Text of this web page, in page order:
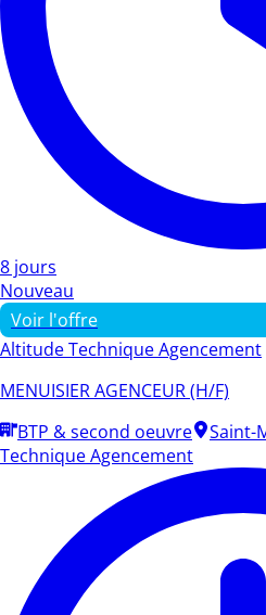
8 jours
Nouveau
Voir l'offre
Altitude Technique Agencement
MENUISIER AGENCEUR (H/F)
BTP & second oeuvre
Saint-
Technique Agencement